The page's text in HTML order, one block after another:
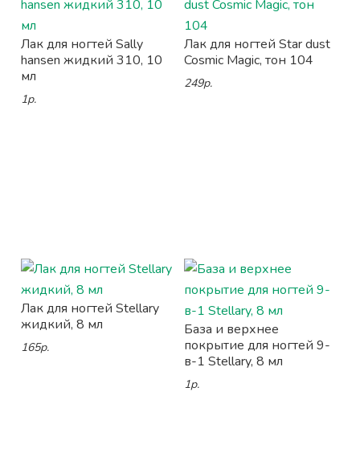
Лак для ногтей Sally
hansen жидкий 310, 10
мл
1р.
Лак для ногтей Star dust
Cosmic Magic, тон 104
249р.
Лак для ногтей Stellary
жидкий, 8 мл
165р.
База и верхнее
покрытие для ногтей 9-
в-1 Stellary, 8 мл
1р.